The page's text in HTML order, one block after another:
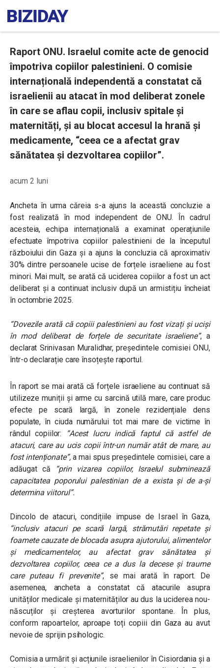
Raport ONU. Israelul comite acte de genocid
împotriva copiilor palestinieni. O comisie
internațională independentă a constatat că
israelienii au atacat în mod deliberat zonele
în care se aflau copii, inclusiv spitale și
maternități, și au blocat accesul la hrană și
medicamente, “ceea ce a afectat grav
sănătatea și dezvoltarea copiilor”.
acum 2 luni
Ancheta în urma căreia s-a ajuns la această concluzie a
fost realizată în mod independent de ONU. În cadrul
acesteia, echipa internaționalăa examinat operațiunile
efectuate împotriva copiilor palestinieni de la începutul
războiului din Gaza și a ajuns la concluzia că aproximativ
30% dintre persoanele ucise de forțele israeliene au fost
minori. Mai mult, se arată că uciderea copiilor a fost un act
deliberat și a continuat inclusiv după un armistițiu încheiat
în octombrie 2025.
“Dovezile arată că copiii palestinieni au fost vizați și uciși
în mod deliberat de forțele de securitate israeliene”, a
declarat Srinivasan Muralidhar, președintele comisiei ONU,
într-o declarație care însoțește raportul.
În raport se mai arată că forțele israeliene au continuat să
utilizeze muniții și arme cu sarcină utilă mare, care produc
efecte pe scară largă, în zonele rezidențiale dens
populate, în ciuda numărului tot mai mare de victime în
rândul copiilor:
“Acest lucru indică faptul că astfel de
atacuri, care au ucis copii într-un număr atât de mare, au
fost intenționate”,a mai spus președintele comisiei, care a
adăugat că “prin vizarea copiilor, Israelul subminează
capacitatea poporului palestinian de a exista și de a-și
determina viitorul”.
Dincolo de atacuri, condițiile impuse de Israel în Gaza,
“inclusiv atacuri pe scară largă, strămutări repetate și
foamete cauzate de blocada asupra ajutorului, alimentelor
și medicamentelor, au afectat grav sănătatea și
dezvoltarea copiilor, ceea ce a dus la decese și traume
care puteau fi prevenite”, se mai arată în raport. De
asemenea, ancheta a constatat că atacurile asupra
unităților medicale și maternităților au dus la uciderea nou-
născuților și creșterea avorturilor spontane. În plus,
conform rapoartelor, aproape toți copiii din Gaza au avut
nevoie de sprijin psihologic.
Comisia a urmărit și acțiunile israelienilor în Cisiordania și a